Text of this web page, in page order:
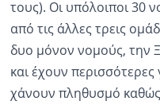
τους). Οι υπόλοιποι 30
από τις άλλες τρεις
δυο μόνον νομούς, την
και έχουν
χάνουν πληθυσμό καθώς